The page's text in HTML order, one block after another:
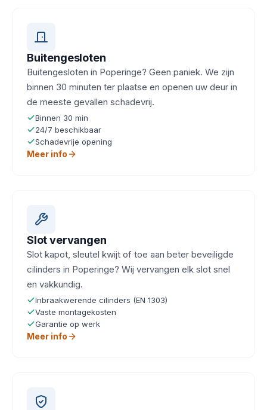
Buitengesloten
Buitengesloten in Poperinge? Geen paniek. We zijn
binnen 30 minuten ter plaatse en openen uw deur in
de meeste gevallen schadevrij.
Binnen 30 min
24/7 beschikbaar
Schadevrije opening
Meer info
Slot vervangen
Slot kapot, sleutel kwijt of toe aan beter beveiligde
cilinders in Poperinge? Wij vervangen elk slot snel
en vakkundig.
Inbraakwerende cilinders (EN 1303)
Vaste montagekosten
Garantie op werk
Meer info